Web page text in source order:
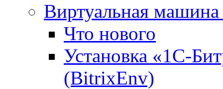
Виртуальная
Что нового
Установка «1С-
(BitrixEnv)